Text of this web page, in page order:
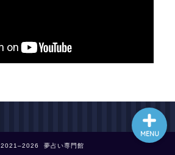
2021–2026 夢占い専門館
MENU
最新記事動画